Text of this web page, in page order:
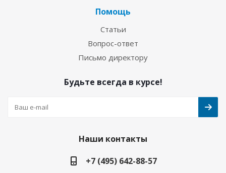
Помощь
Статьи
Вопрос-ответ
Письмо директору
Будьте всегда в курсе!
Наши контакты
+7 (495) 642-88-57